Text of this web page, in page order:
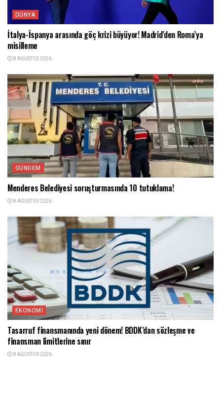
DÜNYA
İtalya-İspanya arasında göç krizi büyüyor! Madrid’den Roma’ya
misilleme
8 AĞUSTOS 2026
GÜNDEM
Menderes Belediyesi soruşturmasında 10 tutuklama!
8 AĞUSTOS 2026
EKONOMI
Tasarruf finansmanında yeni dönem! BDDK’dan sözleşme ve
finansman limitlerine sınır
8 AĞUSTOS 2026